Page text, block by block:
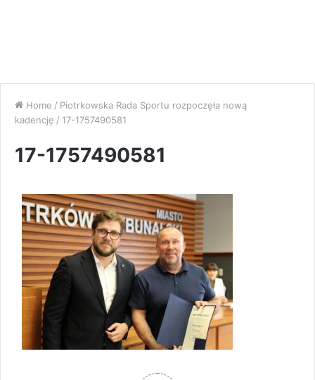
Home / Piotrkowska Rada Sportu rozpoczęła nową
kadencję / 17-1757490581
17-1757490581